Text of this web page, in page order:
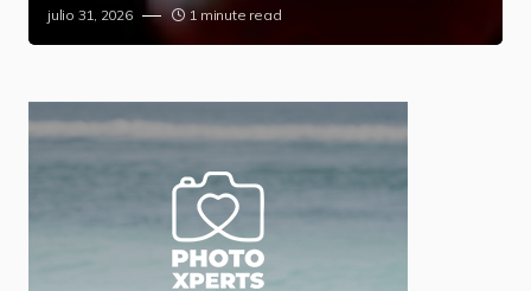
julio 31, 2026 1 minute read